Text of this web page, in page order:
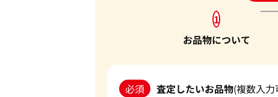
1
お品物について
必須 査定したいお品物(複数入力